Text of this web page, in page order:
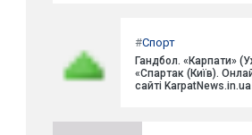
#Спорт
Гандбол. «Карпати»
«Спартак (Київ).
сайті KarpatNews.in.ua